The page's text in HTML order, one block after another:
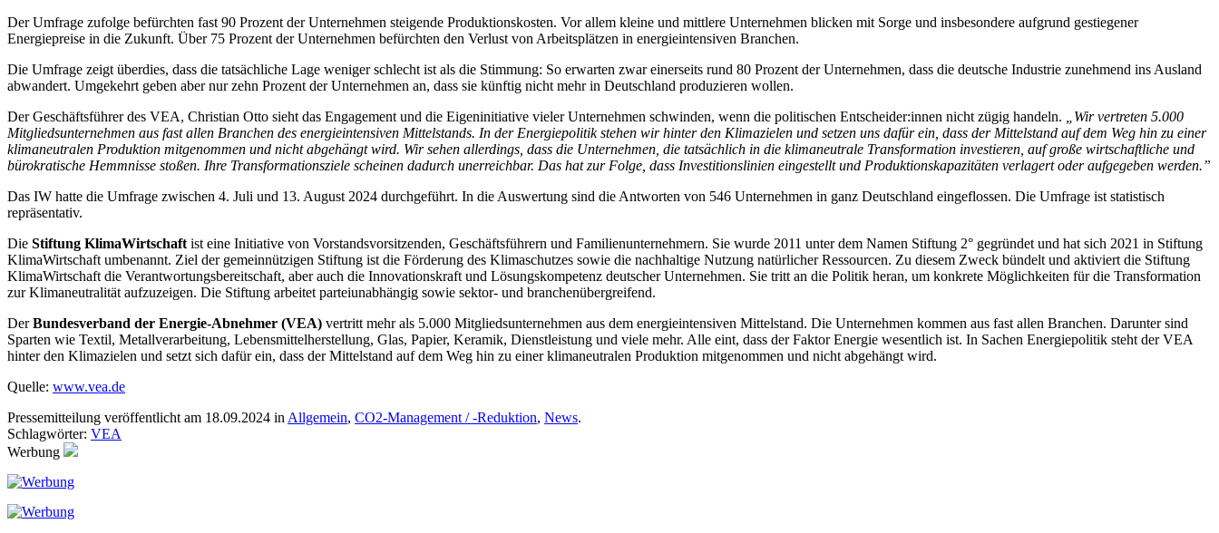
Der Umfrage zufolge befürchten fast 90 Prozent der Unternehmen steigende Produktionskosten. Vor allem kleine und mittlere Unternehmen blicken mit Sorge und insbesondere aufgrund gestiegener
Energiepreise in die Zukunft. Über 75 Prozent der Unternehmen befürchten den Verlust von Arbeitsplätzen in energieintensiven Branchen.
Die Umfrage zeigt überdies, dass die tatsächliche Lage weniger schlecht ist als die Stimmung: So erwarten zwar einerseits rund 80 Prozent der Unternehmen, dass die deutsche Industrie zunehmend ins Ausland
abwandert. Umgekehrt geben aber nur zehn Prozent der Unternehmen an, dass sie künftig nicht mehr in Deutschland produzieren wollen.
Der Geschäftsführer des VEA, Christian Otto sieht das Engagement und die Eigeninitiative vieler Unternehmen schwinden, wenn die politischen Entscheider:innen nicht zügig handeln.
„Wir vertreten 5.000
Mitgliedsunternehmen aus fast allen Branchen des energieintensiven Mittelstands. In der Energiepolitik stehen wir hinter den Klimazielen und setzen uns dafür ein, dass der Mittelstand auf dem Weg hin zu einer
klimaneutralen Produktion mitgenommen und nicht abgehängt wird. Wir sehen allerdings, dass die Unternehmen, die tatsächlich in die klimaneutrale Transformation investieren, auf große wirtschaftliche und
bürokratische Hemmnisse stoßen. Ihre Transformationsziele scheinen dadurch unerreichbar. Das hat zur Folge, dass Investitionslinien eingestellt und Produktionskapazitäten verlagert oder aufgegeben werden.”
Das IW hatte die Umfrage zwischen 4. Juli und 13. August 2024 durchgeführt. In die Auswertung sind die Antworten von 546 Unternehmen in ganz Deutschland eingeflossen. Die Umfrage ist statistisch
repräsentativ.
Die Stiftung KlimaWirtschaft ist eine Initiative von Vorstandsvorsitzenden, Geschäftsführern und Familienunternehmern. Sie wurde 2011 unter dem Namen Stiftung 2° gegründet und hat sich 2021 in Stiftung
KlimaWirtschaft umbenannt. Ziel der gemeinnützigen Stiftung ist die Förderung des Klimaschutzes sowie die nachhaltige Nutzung natürlicher Ressourcen. Zu diesem Zweck bündelt und aktiviert die Stiftung
KlimaWirtschaft die Verantwortungsbereitschaft, aber auch die Innovationskraft und Lösungskompetenz deutscher Unternehmen. Sie tritt an die Politik heran, um konkrete Möglichkeiten für die Transformation
zur Klimaneutralität aufzuzeigen. Die Stiftung arbeitet parteiunabhängig sowie sektor- und branchenübergreifend.
DerBundesverband der Energie-Abnehmer (VEA) vertritt mehr als 5.000 Mitgliedsunternehmen aus dem energieintensiven Mittelstand. Die Unternehmen kommen aus fast allen Branchen. Darunter sind
Sparten wie Textil, Metallverarbeitung, Lebensmittelherstellung, Glas, Papier, Keramik, Dienstleistung und viele mehr. Alle eint, dass der Faktor Energie wesentlich ist. In Sachen Energiepolitik steht der VEA
hinter den Klimazielen und setzt sich dafür ein, dass der Mittelstand auf dem Weg hin zu einer klimaneutralen Produktion mitgenommen und nicht abgehängt wird.
Quelle: www.vea.de
Pressemitteilung veröffentlicht am 18.09.2024 in Allgemein, CO2-Management / -Reduktion, News.
Schlagwörter: VEA
Werbung